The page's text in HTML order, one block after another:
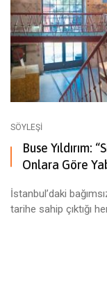
SÖYLEŞI
Buse Yıldırım:
Onlara Göre
İstanbul’daki
tarihe sahip çıktığı